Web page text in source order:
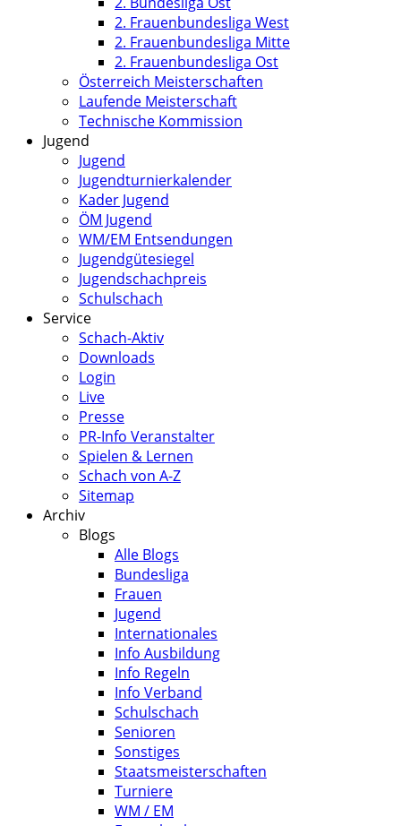
2. Frauenbundesliga West
2. Frauenbundesliga Mitte
2. Frauenbundesliga Ost
Österreich Meisterschaften
Laufende Meisterschaft
Technische Kommission
Jugend
Jugend
Jugendturnierkalender
Kader Jugend
ÖM Jugend
WM/EM Entsendungen
Jugendgütesiegel
Jugendschachpreis
Schulschach
Service
Schach-Aktiv
Downloads
Login
Live
Presse
PR-Info Veranstalter
Spielen & Lernen
Schach von A-Z
Sitemap
Archiv
Blogs
Alle Blogs
Bundesliga
Frauen
Jugend
Internationales
Info Ausbildung
Info Regeln
Info Verband
Schulschach
Senioren
Sonstiges
Staatsmeisterschaften
Turniere
WM / EM